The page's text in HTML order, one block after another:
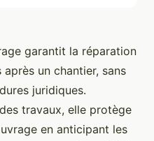
garantit la réparation
un chantier, sans
juridiques.
travaux, elle protège
en anticipant les